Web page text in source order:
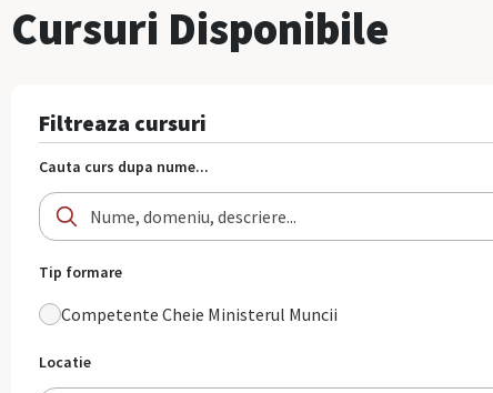
Cursuri Disponibile
Filtreaza cursuri
Cauta curs dupa nume...
Tip formare
Competente Cheie Ministerul Muncii
Locatie